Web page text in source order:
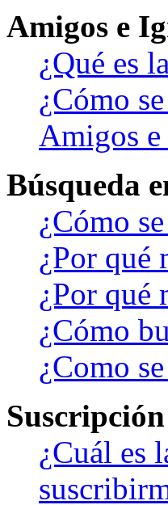
Amigos e
¿Qué es
¿Cómo
Amigos e
Búsqueda
¿Cómo
¿Por qué
¿Por qué
¿Cómo
¿Como
¿Cuál es